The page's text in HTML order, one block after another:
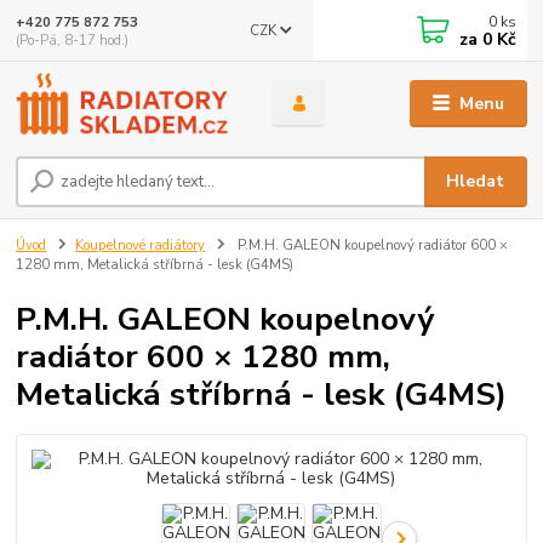
Menu
CZK
Hledat
+420 775 872 753
(Po-Pá, 8-17 hod.)
0 ks
za 0 Kč
Úvod Koupelnové radiátory
P.M.H. GALEON koupelnový radiátor 600 ×
1280 mm, Metalická stříbrná - lesk (G4MS)
P.M.H. GALEON koupelnový
radiátor 600 × 1280 mm,
Metalická stříbrná - lesk (G4MS)